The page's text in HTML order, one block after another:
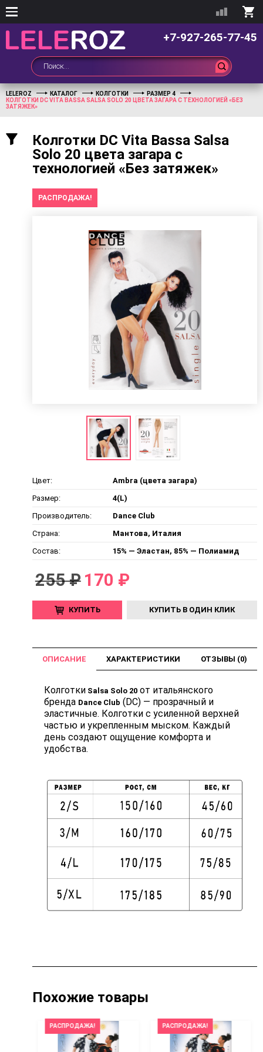
+7-927-265-77-45
LELEROZ КАТАЛОГ КОЛГОТКИ
РАЗМЕР 4
КОЛГОТКИ DC VITA BASSA SALSA SOLO 20 ЦВЕТА ЗАГАРА С ТЕХНОЛОГИЕЙ «БЕЗ
ЗАТЯЖЕК»
Колготки DC Vita Bassa Salsa
Solo 20 цвета загара с
технологией «Без затяжек»
РАСПРОДАЖА!
Цвет:
Ambra (цвета загара)
Размер:
4(L)
Производитель:
Dance Club
Страна:
Мантова, Италия
Состав:
15% — Эластан, 85% — Полиамид
255 ₽ 170 ₽
КУПИТЬ КУПИТЬ В ОДИН КЛИК
ОПИСАНИЕ ХАРАКТЕРИСТИКИ ОТЗЫВЫ (0)
КолготкиSalsa Solo 20от итальянского
бренда Dance Club (DC) — прозрачный и
эластичные. Колготки с усиленной верхней
частью и укрепленным мыском. Каждый
день создают ощущение комфорта и
удобства.
Похожие товары
РАСПРОДАЖА! РАСПРОДАЖА!